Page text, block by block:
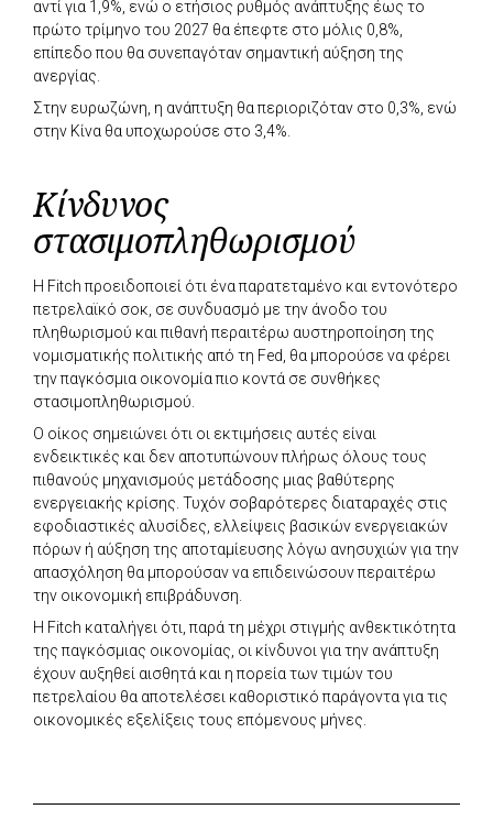
αντί για 1,9%, ενώ ο ετήσιος ρυθμός ανάπτυξης έως το
πρώτο τρίμηνο του 2027 θα έπεφτε στο μόλις 0,8%,
επίπεδο που θα συνεπαγόταν σημαντική αύξηση της
ανεργίας.
Στην ευρωζώνη, η ανάπτυξη θα περιοριζόταν στο 0,3%, ενώ
στην Κίνα θα υποχωρούσε στο 3,4%.
Κίνδυνος
στασιμοπληθωρισμού
Η Fitch προειδοποιεί ότι ένα παρατεταμένο και εντονότερο
πετρελαϊκό σοκ, σε συνδυασμό με την άνοδο του
πληθωρισμού και πιθανή περαιτέρω αυστηροποίηση της
νομισματικής πολιτικής από τη Fed, θα μπορούσε να φέρει
την παγκόσμια οικονομία πιο κοντά σε συνθήκες
στασιμοπληθωρισμού.
Ο οίκος σημειώνει ότι οι εκτιμήσεις αυτές είναι
ενδεικτικές και δεν αποτυπώνουν πλήρως όλους τους
πιθανούς μηχανισμούς μετάδοσης μιας βαθύτερης
ενεργειακής κρίσης. Τυχόν σοβαρότερες διαταραχές στις
εφοδιαστικές αλυσίδες, ελλείψεις βασικών ενεργειακών
πόρων ή αύξηση της αποταμίευσης λόγω ανησυχιών για την
απασχόληση θα μπορούσαν να επιδεινώσουν περαιτέρω
την οικονομική επιβράδυνση.
Η Fitch καταλήγει ότι, παρά τη μέχρι στιγμής ανθεκτικότητα
της παγκόσμιας οικονομίας, οι κίνδυνοι για την ανάπτυξη
έχουν αυξηθεί αισθητά και η πορεία των τιμών του
πετρελαίου θα αποτελέσει καθοριστικό παράγοντα για τις
οικονομικές εξελίξεις τους επόμενους μήνες.